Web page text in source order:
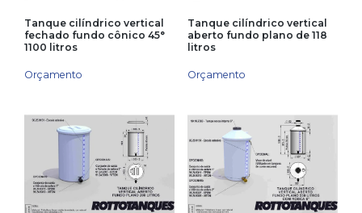
Tanque cilíndrico vertical
fechado fundo cônico 45°
1100 litros
Orçamento
Tanque cilíndrico vertical
aberto fundo plano de 118
litros
Orçamento